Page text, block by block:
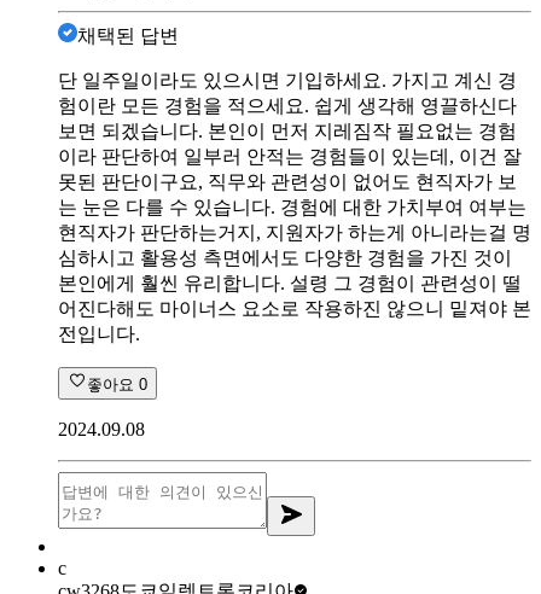
채택된 답변
단 일주일이라도 있으시면 기입하세요. 가지고 계신 경
험이란 모든 경험을 적으세요. 쉽게 생각해 영끌하신다
보면 되겠습니다. 본인이 먼저 지레짐작 필요없는 경험
이라 판단하여 일부러 안적는 경험들이 있는데, 이건 잘
못된 판단이구요, 직무와 관련성이 없어도 현직자가 보
는 눈은 다를 수 있습니다. 경험에 대한 가치부여 여부는
현직자가 판단하는거지, 지원자가 하는게 아니라는걸 명
심하시고 활용성 측면에서도 다양한 경험을 가진 것이
본인에게 훨씬 유리합니다. 설령 그 경험이 관련성이 떨
어진다해도 마이너스 요소로 작용하진 않으니 밑져야 본
전입니다.
좋아요 0
2024.09.08
c